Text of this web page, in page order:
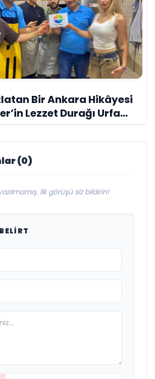
Bir Ankara Hikâyesi
Lezzet Durağı Urfa
(0)
İlk görüşü siz bildirin!